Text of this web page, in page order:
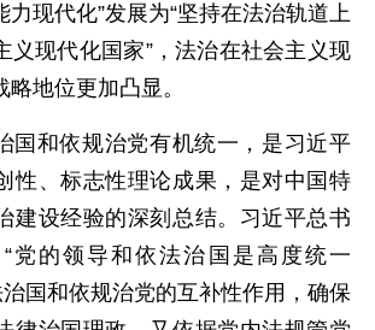
力现代化”发展为“坚持在法治轨道上
义现代化国家”，法治在社会主义现
地位更加凸显。
国和依规治党有机统一，是习近平
性、标志性理论成果，是对中国特
建设经验的深刻总结。习近平总书
党的领导和依法治国是高度统一
治国和依规治党的互补性作用，确保